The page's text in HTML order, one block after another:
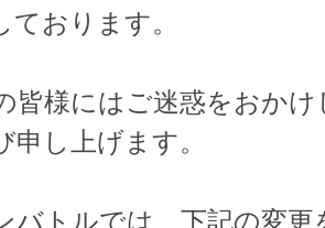
おります。
皆様にはご迷惑をおか
申し上げます。
バトルでは、下記の変更